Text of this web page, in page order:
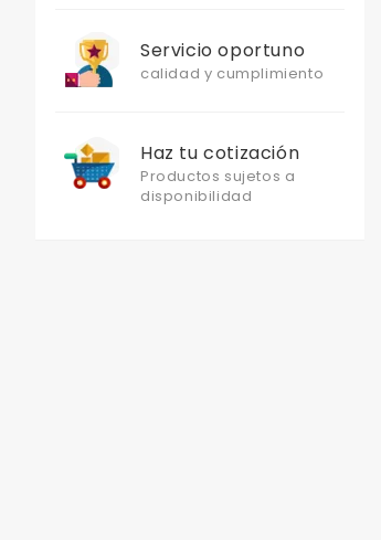
Servicio oportuno
calidad y cumplimiento
Haz tu cotización
Productos sujetos a
disponibilidad